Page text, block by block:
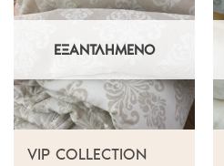
ΕΞΑΝΤΛΗΜΈΝΟ
VIP COLLECTION